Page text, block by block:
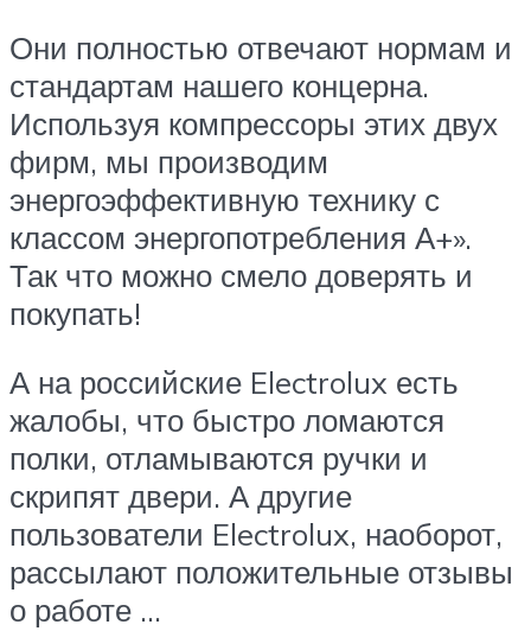
Они полностью отвечают нормам и
стандартам нашего концерна.
Используя компрессоры этих двух
фирм, мы производим
энергоэффективную технику с
классом энергопотребления А+».
Так что можно смело доверять и
покупать!
А на российские Electrolux есть
жалобы, что быстро ломаются
полки, отламываются ручки и
скрипят двери. А другие
пользователи Electrolux, наоборот,
рассылают положительные отзывы
о работе …